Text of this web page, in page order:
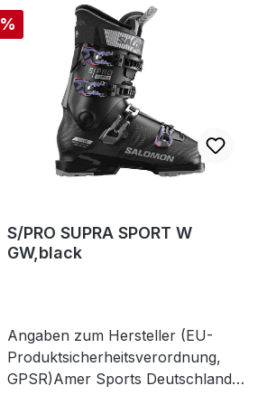
Rabatt
%
S/PRO SUPRA SPORT W
GW,black
Angaben zum Hersteller (EU-
Produktsicherheitsverordnung,
GPSR)Amer Sports Deutschland